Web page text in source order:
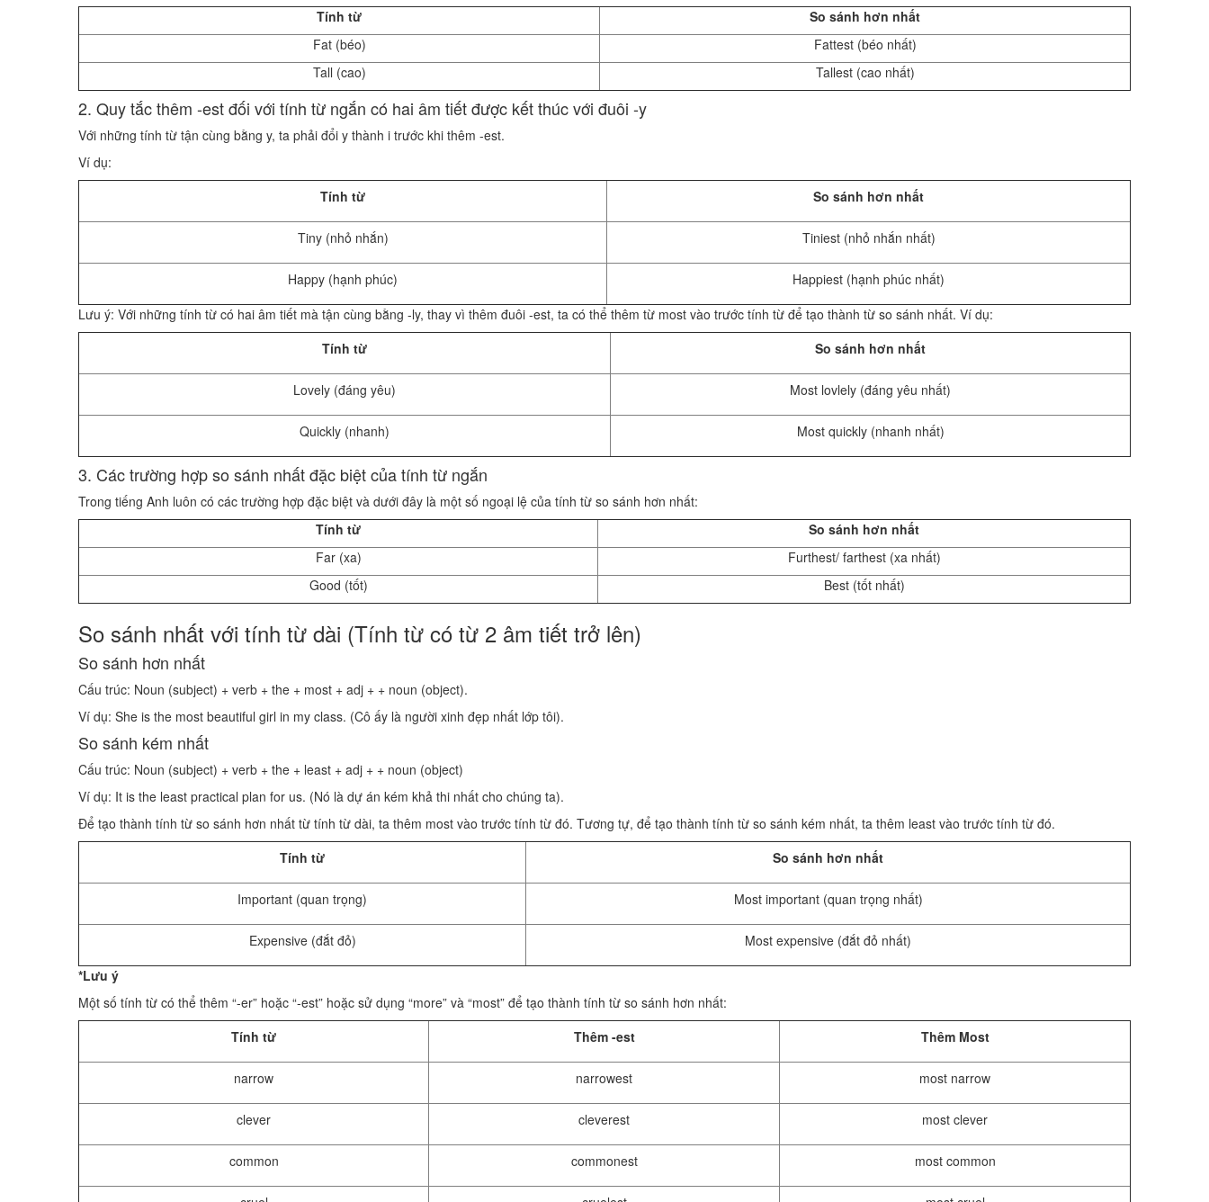
Tính từ
So sánh hơn nhất
Fat (béo)
Fattest (béo nhất)
Tall (cao)
Tallest (cao nhất)
2. Quy tắc thêm -est đối với tính từ ngắn có hai âm tiết được kết thúc với đuôi -y
Với những tính từ tận cùng bằng y, ta phải đổi y thành i trước khi thêm -est.
Ví dụ:
Tính từ
So sánh hơn nhất
Tiny (nhỏ nhắn) Tiniest (nhỏ nhắn nhất)
Happy (hạnh phúc)
Happiest (hạnh phúc nhất)
Lưu ý: Với những tính từ có hai âm tiết mà tận cùng bằng -ly, thay vì thêm đuôi -est, ta có thể thêm từ most vào trước tính từ để tạo thành từ so sánh nhất. Ví dụ:
Tính từ
So sánh hơn nhất
Lovely (đáng yêu) Most lovlely (đáng yêu nhất)
Quickly (nhanh) Most quickly (nhanh nhất)
3. Các trường hợp so sánh nhất đặc biệt của tính từ ngắn
Trong tiếng Anh luôn có các trường hợp đặc biệt và dưới đây là một số ngoại lệ của tính từ so sánh hơn nhất:
Tính từ
So sánh hơn nhất
Far (xa)
Furthest/ farthest (xa nhất)
Good (tốt)
Best (tốt nhất)
So sánh nhất với tính từ dài (Tính từ có từ 2 âm tiết trở lên)
So sánh hơn nhất
Cấu trúc: Noun (subject) + verb + the + most + adj + + noun (object).
Ví dụ: She is the most beautiful girl in my class. (Cô ấy là người xinh đẹp nhất lớp tôi).
So sánh kém nhất
Cấu trúc: Noun (subject) + verb + the + least + adj + + noun (object)
Ví dụ: It is the least practical plan for us. (Nó là dự án kém khả thi nhất cho chúng ta).
Để tạo thành tính từ so sánh hơn nhất từ tính từ dài, ta thêm most vào trước tính từ đó. Tương tự, để tạo thành tính từ so sánh kém nhất, ta thêm least vào trước tính từ đó.
Tính từ
So sánh hơn nhất
Important (quan trọng) Most important (quan trọng nhất)
Expensive (đắt đỏ)
Most expensive (đắt đỏ nhất)
*Lưu ý
Một số tính từ có thể thêm “-er” hoặc “-est” hoặc sử dụng “more” và “most” để tạo thành tính từ so sánh hơn nhất:
Tính từ
Thêm -est Thêm Most
narrow narrowest most narrow
clever cleverest most clever
common commonest most common